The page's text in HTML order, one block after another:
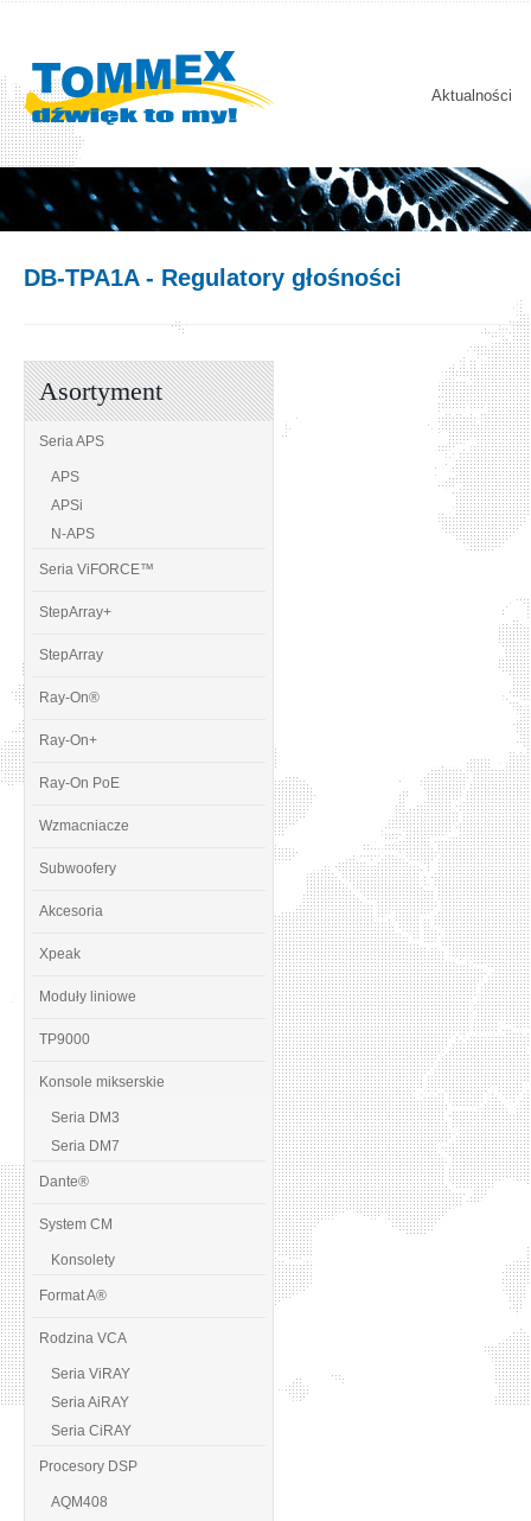
Aktualności
DB-TPA1A- Regulatory głośności
Asortyment
Seria APS
APS
APSi
N-APS
Seria ViFORCE™
StepArray+
StepArray
Ray-On®
Ray-On+
Ray-On PoE
Wzmacniacze
Subwoofery
Akcesoria
Xpeak
Moduły liniowe
TP9000
Konsole mikserskie
Seria DM3
Seria DM7
Dante®
System CM
Konsolety
Format A®
Rodzina VCA
Seria ViRAY
Seria AiRAY
Seria CiRAY
Procesory DSP
AQM408